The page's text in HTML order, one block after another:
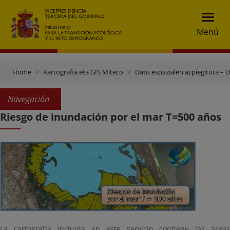
Menú
Home Kartografia eta GIS Miteco Datu espazialen azpiegitura –
Navegación
Riesgo de inundación por el mar T=500 años